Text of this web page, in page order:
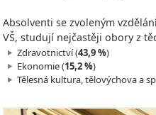
Absolventi se zvoleným
VŠ, studují nejčastěji obory z
Zdravotnictví (43,9 %)
Ekonomie (15,2 %)
Tělesná kultura, tělovýchova a